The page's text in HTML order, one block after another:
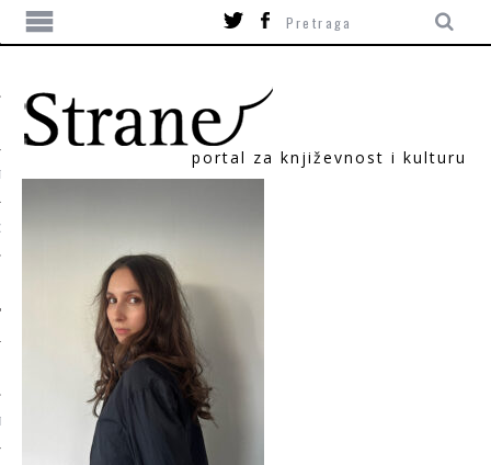
portal za književnost i kulturu